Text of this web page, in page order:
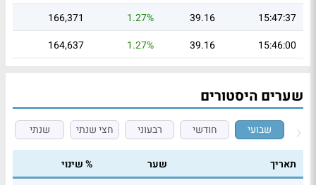
15:47:37
39.16
1.27%
166,371
15:46:00
39.16
1.27%
164,637
שערים היסטורים
שבועי חודשי רבעוני חצי שנתי שנתי
תאריך שער
% שינוי